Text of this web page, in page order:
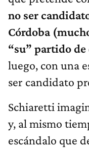
no ser
Córdoba
“su” partido
luego, con una
ser candidato
Schiaretti
y, al mismo
escándalo que